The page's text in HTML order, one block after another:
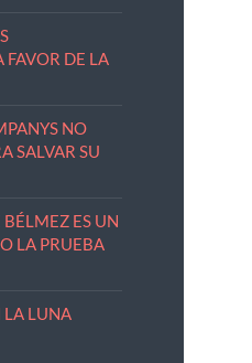
DE LA
NO
SALVAR SU
ES UN
LA PRUEBA
LA LUNA